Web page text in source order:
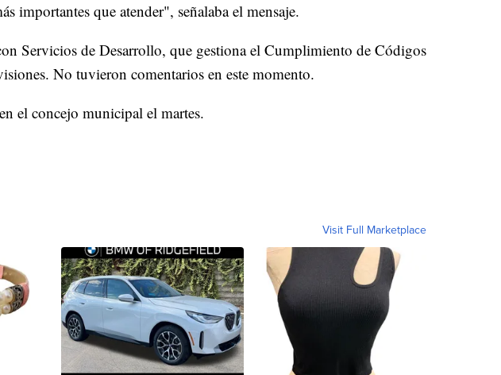
importantes que atender", señalaba el mensaje.
Servicios de Desarrollo, que gestiona el Cumplimiento de Códigos
No tuvieron comentarios en este momento.
el concejo municipal el martes.
Visit Full Marketplace